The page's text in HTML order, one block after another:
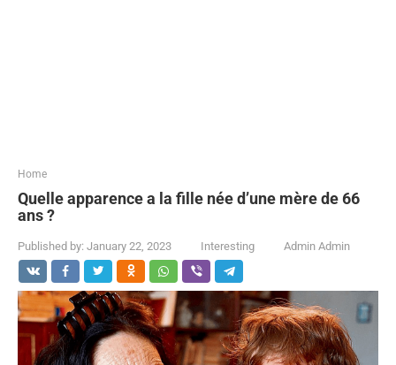
Home
Quelle apparence a la fille née d’une mère de 66
ans ?
Published by: January 22, 2023 Interesting Admin Admin